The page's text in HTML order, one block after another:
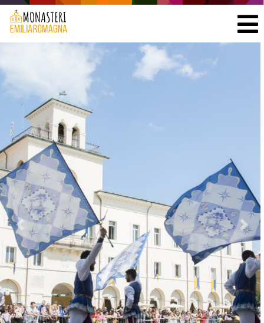
Precedente